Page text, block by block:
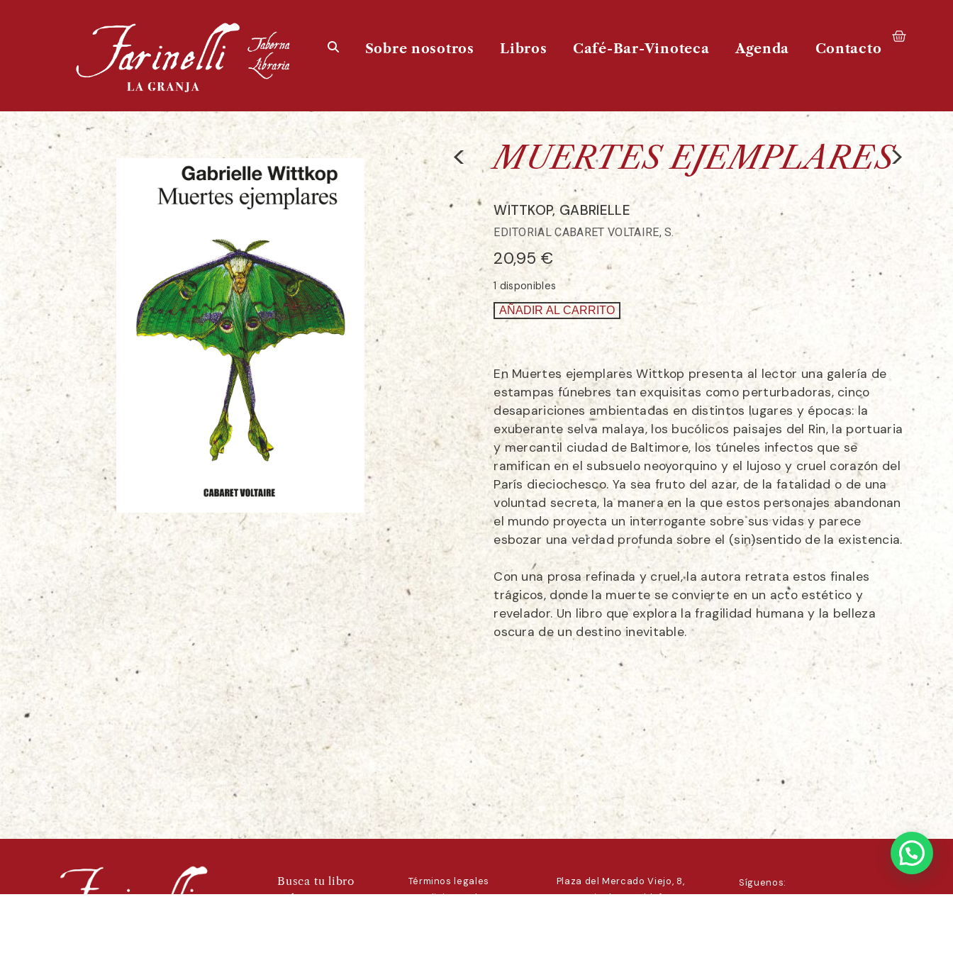
Sobre nosotros Libros Café-Bar-Vinoteca Agenda Contacto
< >
MUERTES EJEMPLARES
WITTKOP, GABRIELLE
EDITORIAL CABARET VOLTAIRE, S.
20,95€
1 disponibles
AÑADIR AL CARRITO
En Muertes ejemplares Wittkop presenta al lector una galería de
estampas fúnebres tan exquisitas como perturbadoras, cinco
desapariciones ambientadas en distintos lugares y épocas: la
exuberante selva malaya, los bucólicos paisajes del Rin, la portuaria
y mercantil ciudad de Baltimore, los túneles infectos que se
ramifican en el subsuelo neoyorquino y el lujoso y cruel corazón del
París dieciochesco. Ya sea fruto del azar, de la fatalidad o de una
voluntad secreta, la manera en la que estos personajes abandonan
el mundo proyecta un interrogante sobre sus vidas y parece
esbozar una verdad profunda sobre el (sin)sentido de la existencia.
Con una prosa refinada y cruel, la autora retrata estos finales
trágicos, donde la muerte se convierte en un acto estético y
revelador. Un libro que explora la fragilidad humana y la belleza
oscura de un destino inevitable.
Busca tu libro
Sobre nosotros
Términos legales
Condiciones de uso
Plaza del Mercado Viejo, 8,
La Granja de San Ildefonso,
Síguenos: